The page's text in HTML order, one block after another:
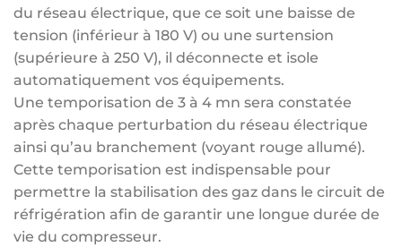
du réseau électrique, que ce soit une baisse de
tension (inférieur à 180 V) ou une surtension
(supérieure à 250 V), il déconnecte et isole
automatiquement vos équipements.
Une temporisation de 3 à 4 mn sera constatée
après chaque perturbation du réseau électrique
ainsi qu’au branchement (voyant rouge allumé).
Cette temporisation est indispensable pour
permettre la stabilisation des gaz dans le circuit de
réfrigération afin de garantir une longue durée de
vie du compresseur.